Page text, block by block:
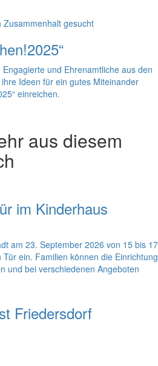
Zusammenhalt gesucht
und Ehrenamtliche aus den
Ideen für ein gutes Miteinander
einreichen.
aus diesem
im Kinderhaus
am 23. September 2026 von 15 bis 17
ein. Familien können die Einrichtung
und bei verschiedenen Angeboten
Friedersdorf